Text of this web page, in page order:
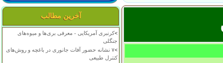
آخرین مطالب
>کرنبری آمریکایی - معرفی بری‌ها و میوه‌های
جنگلی
>
۷ نشانه حضور آفات جانوری در باغچه و روش‌های
کنترل طبیعی